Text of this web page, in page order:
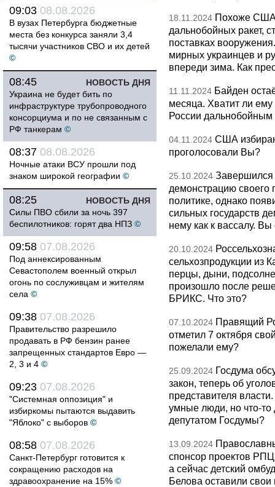
09:03 08.08.2026
В вузах Петербурга бюджетные
места без конкурса заняли 3,4
тысячи участников СВО и их детей
©
НОВОСТЬ ДНЯ
08:45
Украина не будет бить по
инфраструктуре трубопроводного
консорциума и по не связанным с
РФ танкерам ©
08:37 08.08.2026
Ночные атаки ВСУ прошли под
знаком широкой географии ©
НОВОСТЬ ДНЯ
08:25
Силы ПВО сбили за ночь 397
беспилотников: горят два НПЗ ©
09:58 07.08.2026
Под аннексированным
Севастополем военный открыл
огонь по сослуживцам и жителям
села ©
09:38 07.08.2026
Правительство разрешило
продавать в РФ бензин ранее
запрещенных стандартов Евро —
2, 3 и 4 ©
09:23 07.08.2026
"Системная оппозиция" и
избиркомы пытаются выдавить
"Яблоко" с выборов ©
08:58 07.08.2026
Санкт-Петербург готовится к
сокращению расходов на
здравоохранение на 15% ©
18.11.2024 Похоже США
дальнобойных ракет,
поставках
мирных украинцев и
впереди зима. Как
11.11.2024 Байден
месяца. Хватит ли
России
04.11.2024 США
проголосовали Вы?
25.10.2024 Завершился
демонстрацию своего
политике, однако
сильных государств
нему как к вассалу.
20.10.2024
сельхозпродукции из
перцы, дыни,
произошло после
БРИКС. Что это?
07.10.2024 Правящий
отметил 7 октября
пожелали ему?
25.09.2024 Госдума
закон, теперь об
представителя
умные люди, но что-то
депутатом Госдумы?
13.09.2024
спонсор проектов
а сейчас детский
Белова оставили